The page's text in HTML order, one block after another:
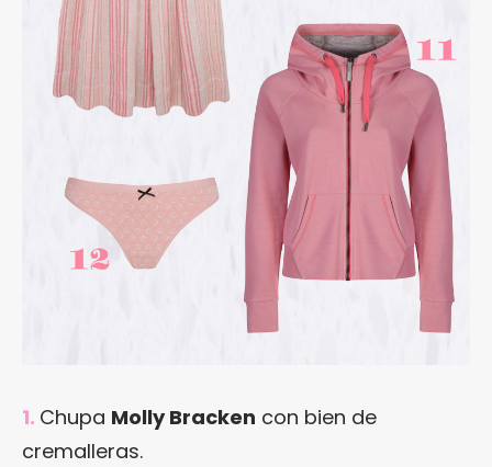
1. Chupa Molly Bracken con bien de
cremalleras.